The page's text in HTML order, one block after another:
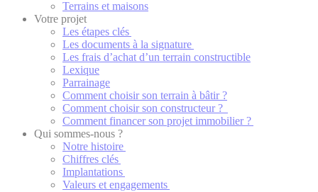
Terrains et maisons
Votre projet
Les étapes clés
Les documents à la signature
Les frais d’achat d’un terrain constructible
Lexique
Parrainage
Comment choisir son terrain à bâtir ?
Comment choisir son constructeur ?
Comment financer son projet immobilier ?
Qui sommes-nous ?
Notre histoire
Chiffres clés
Implantations
Valeurs et engagements